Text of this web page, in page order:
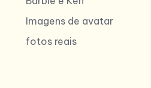
Imagens de avatar
fotos reais